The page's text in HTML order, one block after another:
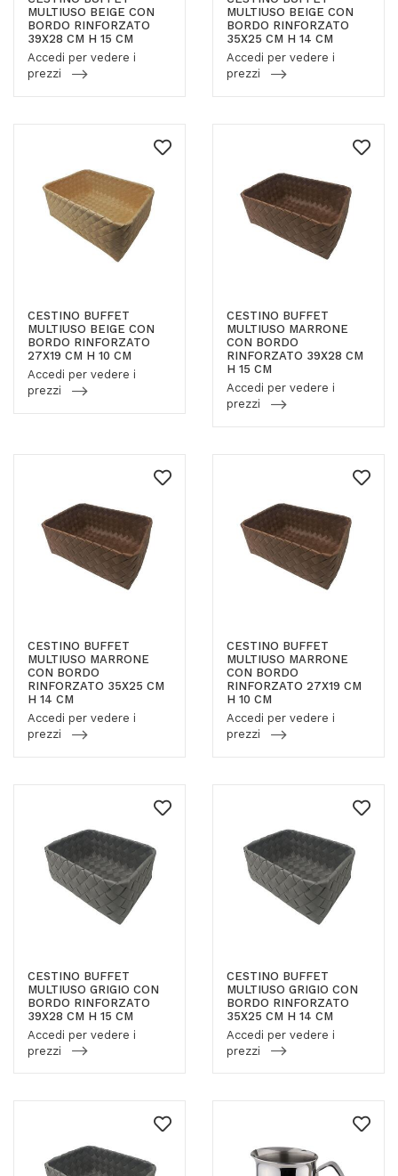
MULTIUSO BEIGE CON
BORDO RINFORZATO
39X28 CM H 15 CM
Accedi per vedere i
prezzi
MULTIUSO BEIGE CON
BORDO RINFORZATO
35X25 CM H 14 CM
Accedi per vedere i
prezzi
CESTINO BUFFET
MULTIUSO BEIGE CON
BORDO RINFORZATO
27X19 CM H 10 CM
Accedi per vedere i
prezzi
CESTINO BUFFET
MULTIUSO MARRONE
CON BORDO
RINFORZATO 39X28 CM
H 15 CM
Accedi per vedere i
prezzi
CESTINO BUFFET
MULTIUSO MARRONE
CON BORDO
RINFORZATO 35X25 CM
H 14 CM
Accedi per vedere i
prezzi
CESTINO BUFFET
MULTIUSO MARRONE
CON BORDO
RINFORZATO 27X19 CM
H 10 CM
Accedi per vedere i
prezzi
CESTINO BUFFET
MULTIUSO GRIGIO CON
BORDO RINFORZATO
39X28 CM H 15 CM
Accedi per vedere i
prezzi
CESTINO BUFFET
MULTIUSO GRIGIO CON
BORDO RINFORZATO
35X25 CM H 14 CM
Accedi per vedere i
prezzi